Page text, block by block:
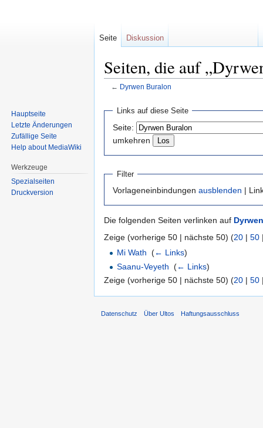
Seiten, die auf
← Dyrwen Buralon
Navigation
springen
springen
Links auf diese Seite
Seite:
umkehren
Filter
Vorlageneinbindungen ausblenden |
Die folgenden Seiten verlinken auf
Zeige (vorherige 50 | nächste 50) (20 | 50
Mi Wath ‎(← Links)
Saanu-Veyeth ‎(← Links)
Zeige (vorherige 50 | nächste 50) (20 | 50
Seite Diskussion
Hauptseite
Letzte Änderungen
Zufällige Seite
Help about MediaWiki
Werkzeuge
Spezialseiten
Druckversion
Datenschutz Über Ultos Haftungsausschluss